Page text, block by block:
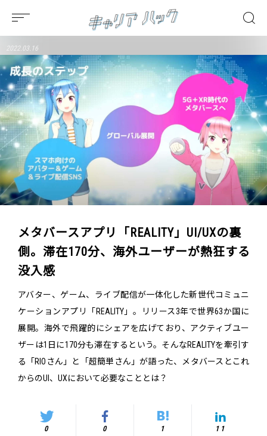
2022.03.16
メタバースアプリ「REALITY」UI/UXの裏
側。滞在170分、海外ユーザーが熱狂する
没入感
アバター、ゲーム、ライブ配信が一体化した新世代コミュニ
ケーションアプリ「REALITY」。リリース3年で世界63か国に
展開。海外で飛躍的にシェアを広げており、アクティブユー
ザーは1日に170分も滞在するという。そんなREALITYを牽引す
る「RIOさん」と「超簡単さん」が語った、メタバースとこれ
からのUI、UXにおいて必要なこととは？
0 0 1 11